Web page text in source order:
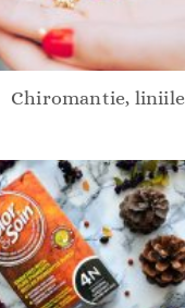
Chiromantie, liniile